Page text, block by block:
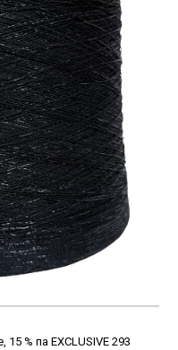
% па EXCLUSIVE 293